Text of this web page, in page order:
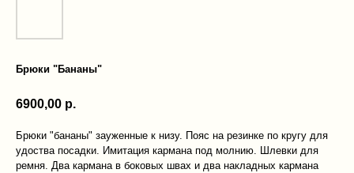
Брюки "Бананы"
6900,00 р.
Брюки "бананы" зауженные к низу. Пояс на резинке по кругу для
удоства посадки. Имитация кармана под молнию. Шлевки для
ремня. Два кармана в боковых швах и два накладных кармана